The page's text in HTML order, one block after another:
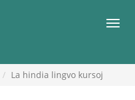
La hindia lingvo kursoj